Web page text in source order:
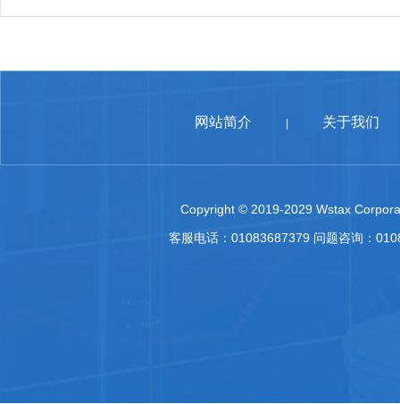
网站简介 关于我们
Copyright © 2019-2029 Wstax
客服电话：01083687379 问题咨询：